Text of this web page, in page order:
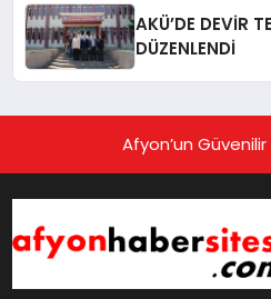
AKÜ’DE DEVİR
DÜZENLENDİ
Afyon’un